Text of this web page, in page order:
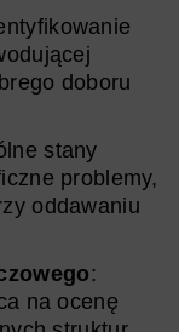
doboru
stany
problemy,
oddawaniu
:
na ocenę